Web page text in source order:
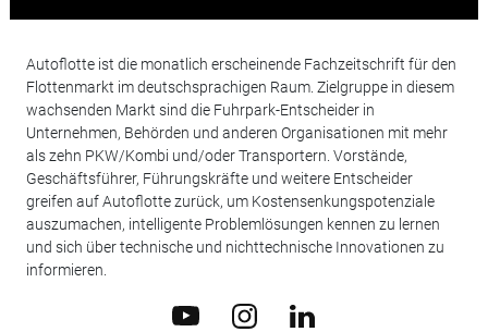
Autoflotte ist die monatlich erscheinende Fachzeitschrift für den
Flottenmarkt im deutschsprachigen Raum. Zielgruppe in diesem
wachsenden Markt sind die Fuhrpark-Entscheider in
Unternehmen, Behörden und anderen Organisationen mit mehr
als zehn PKW/Kombi und/oder Transportern. Vorstände,
Geschäftsführer, Führungskräfte und weitere Entscheider
greifen auf Autoflotte zurück, um Kostensenkungspotenziale
auszumachen, intelligente Problemlösungen kennen zu lernen
und sich über technische und nichttechnische Innovationen zu
informieren.